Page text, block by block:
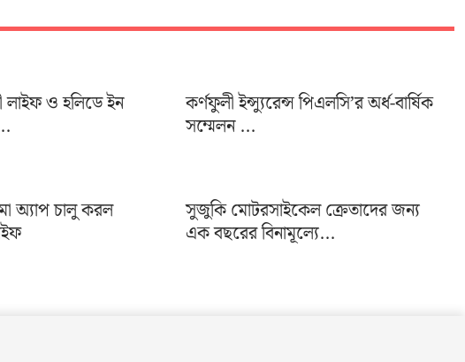
লাইফ ও হলিডে ইন
কর্ণফুলী ইন্স্যুরেন্স পিএলসি’র অর্ধ-বার্ষিক
সম্মেলন ...
অ্যাপ চালু করল
সুজুকি মোটরসাইকেল ক্রেতাদের জন্য
এক বছরের বিনামূল্যে...